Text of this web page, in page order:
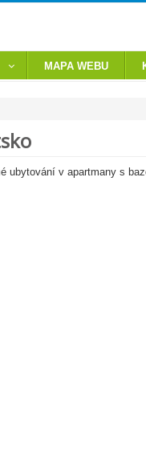
MAPA WEBU
ubytování v apartmany s